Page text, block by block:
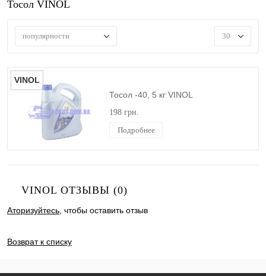
Тосол VINOL
популярности 30
VINOL
Тосол -40, 5 кг VINOL
198 грн.
Подробнее
VINOL ОТЗЫВЫ (0)
Аторизуйтесь , чтобы оставить отзыв
Возврат к списку